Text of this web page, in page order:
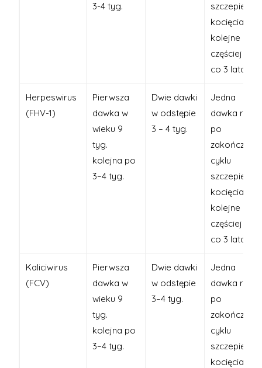
3-4 tyg.
szczepień
kocięcia a
kolejne nie
częściej niż
co 3 lata
Herpeswirus
(FHV-1)
Pierwsza
dawka w
wieku 9
tyg.
kolejna po
3–4 tyg.
Dwie dawki
w odstępie
3 – 4 tyg.
Jedna
dawka rok
po
zakończeniu
cyklu
szczepień
kocięcia a
kolejne nie
częściej niż
co 3 lata
Kaliciwirus
(FCV)
Pierwsza
dawka w
wieku 9
tyg.
kolejna po
3–4 tyg.
Dwie dawki
w odstępie
3–4 tyg.
Jedna
dawka rok
po
zakończeniu
cyklu
szczepień
kocięcia a